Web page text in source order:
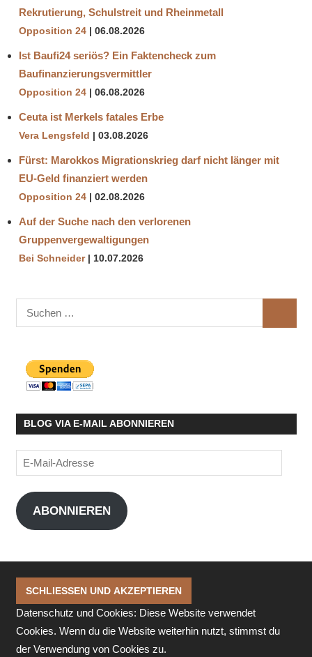
Rekrutierung, Schulstreit und Rheinmetall
Opposition 24 06.08.2026
Ist Baufi24 seriös? Ein Faktencheck zum
Baufinanzierungsvermittler
Opposition 24 06.08.2026
Ceuta ist Merkels fatales Erbe
Vera Lengsfeld 03.08.2026
Fürst: Marokkos Migrationskrieg darf nicht länger mit
EU-Geld finanziert werden
Opposition 24 02.08.2026
Auf der Suche nach den verlorenen
Gruppenvergewaltigungen
Bei Schneider 10.07.2026
Suchen
nach:
BLOG VIA E-MAIL ABONNIEREN
E-
Mail-
Adresse
ABONNIEREN
Datenschutz und Cookies: Diese Website verwendet
Cookies. Wenn du die Website weiterhin nutzt, stimmst du
der Verwendung von Cookies zu.